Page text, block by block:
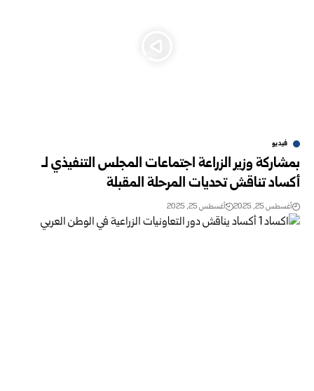
فيديو
بمشاركة وزير الزراعة اجتماعات المجلس التنفيذي لـ
أكساد تناقش تحديات المرحلة المقبلة
أغسطس 25, 2025 أغسطس 25, 2025